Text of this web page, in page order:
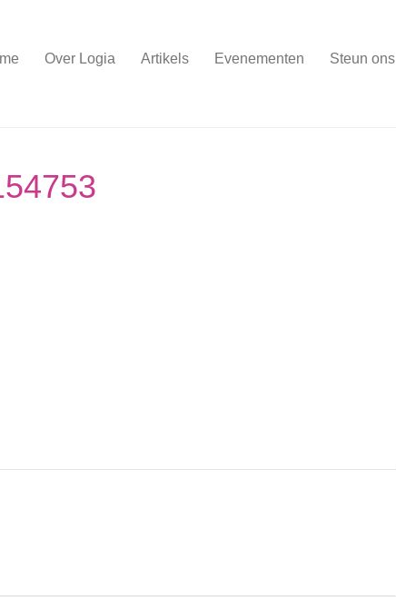
Over Logia Artikels Evenementen Steun ons